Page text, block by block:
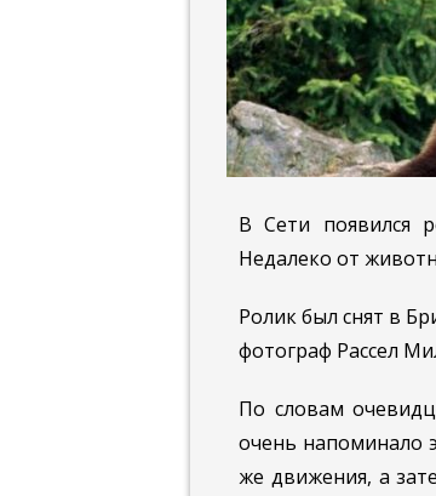
В Сети появился
Недалеко от
Ролик был снят в
фотограф Рассел
По словам
очень напоминало
же движения, а